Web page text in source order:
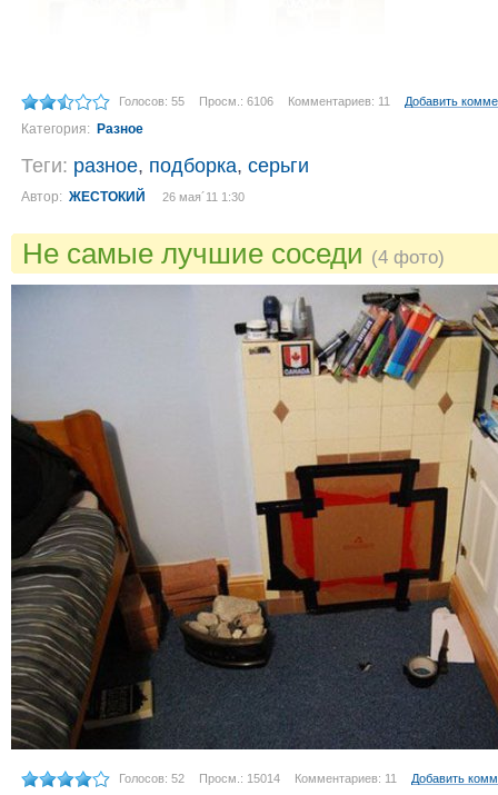
Голосов: 55 Просм.: 6106 Комментариев: 11 Добавить
Категория: Разное
Теги: разное, подборка, серьги
Автор: ЖЕСТОКИЙ 26 мая´11 1:30
Не самые лучшие соседи (4 фото)
Голосов: 52 Просм.: 15014 Комментариев: 11 Добавить